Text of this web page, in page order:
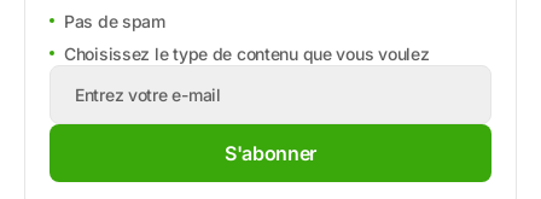
Pas de spam
Choisissez le type de contenu que vous voulez
S'abonner